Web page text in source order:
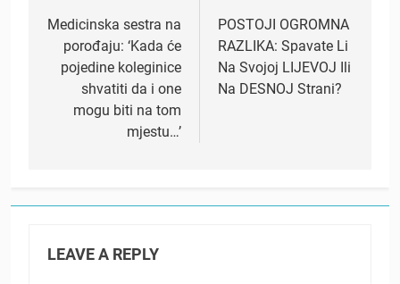
navigation
Medicinska sestra na
porođaju: ‘Kada će
pojedine koleginice
shvatiti da i one
mogu biti na tom
mjestu…’
POSTOJI OGROMNA
RAZLIKA: Spavate Li
Na Svojoj LIJEVOJ Ili
Na DESNOJ Strani?
LEAVE A REPLY